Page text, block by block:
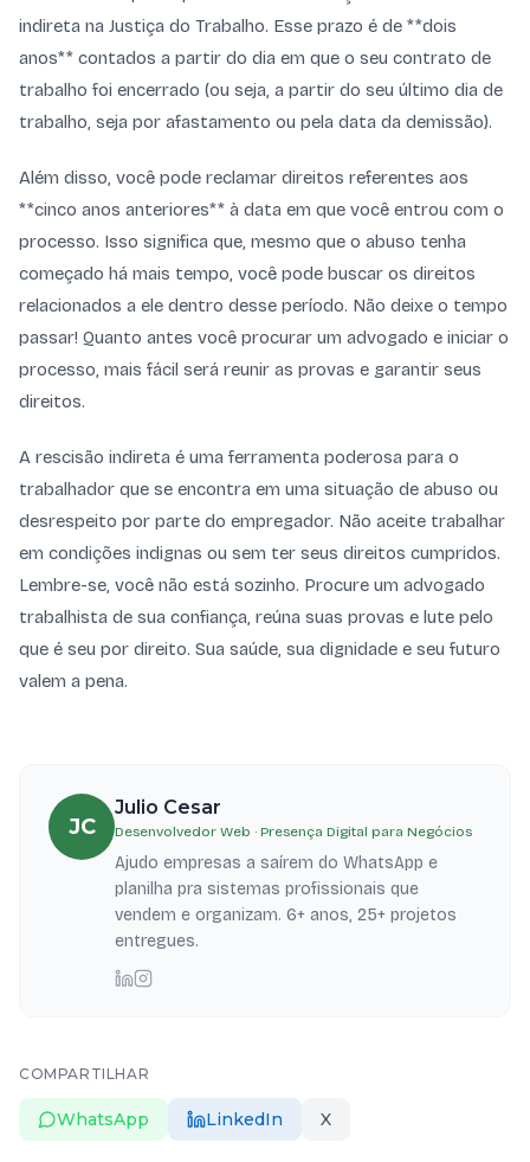
indireta na Justiça do Trabalho. Esse prazo é de **dois
anos** contados a partir do dia em que o seu contrato de
trabalho foi encerrado (ou seja, a partir do seu último dia de
trabalho, seja por afastamento ou pela data da demissão).
Além disso, você pode reclamar direitos referentes aos
**cinco anos anteriores** à data em que você entrou com o
processo. Isso significa que, mesmo que o abuso tenha
começado há mais tempo, você pode buscar os direitos
relacionados a ele dentro desse período. Não deixe o tempo
passar! Quanto antes você procurar um advogado e iniciar o
processo, mais fácil será reunir as provas e garantir seus
direitos.
A rescisão indireta é uma ferramenta poderosa para o
trabalhador que se encontra em uma situação de abuso ou
desrespeito por parte do empregador. Não aceite trabalhar
em condições indignas ou sem ter seus direitos cumpridos.
Lembre-se, você não está sozinho. Procure um advogado
trabalhista de sua confiança, reúna suas provas e lute pelo
que é seu por direito. Sua saúde, sua dignidade e seu futuro
valem a pena.
JC
Julio Cesar
Desenvolvedor Web · Presença Digital para Negócios
Ajudo empresas a saírem do WhatsApp e
planilha pra sistemas profissionais que
vendem e organizam. 6+ anos, 25+ projetos
entregues.
COMPARTILHAR
WhatsApp LinkedIn X